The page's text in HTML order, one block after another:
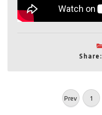
Share:
Prev 1